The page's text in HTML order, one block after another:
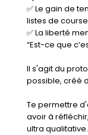
✅ Le gain de
listes de
✅ La liberté
“Est-ce que
Il s'agit du
possible, créé
Te permettre
avoir à
ultra qualitative.